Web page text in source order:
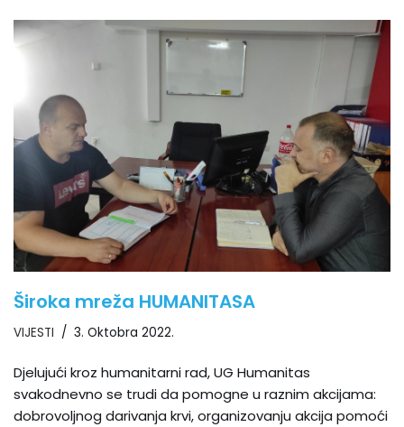
Široka mreža HUMANITASA
VIJESTI 3. Oktobra 2022.
Djelujući kroz humanitarni rad, UG Humanitas
svakodnevno se trudi da pomogne u raznim akcijama:
dobrovoljnog darivanja krvi, organizovanju akcija pomoći